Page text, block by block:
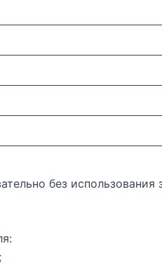
без использования